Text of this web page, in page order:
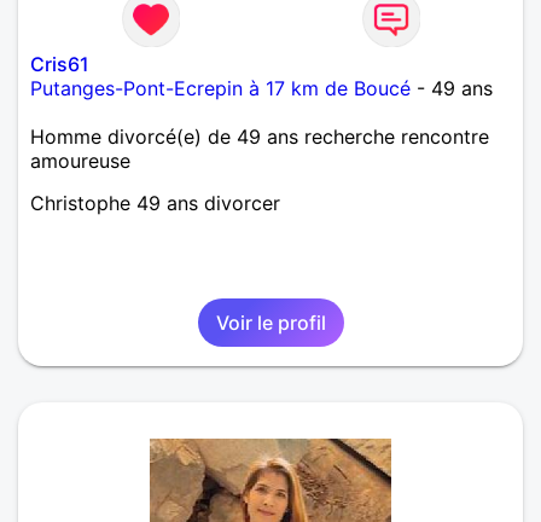
Cris61
Putanges-Pont-Ecrepin à 17 km de Boucé - 49 ans
Homme divorcé(e) de 49 ans recherche rencontre
amoureuse
Christophe 49 ans divorcer
Voir le profil